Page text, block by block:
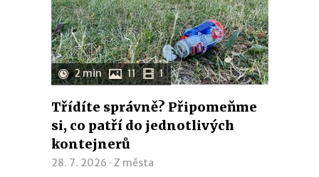
2 min 11 1
Třídíte správně? Připomeňme
si, co patří do jednotlivých
kontejnerů
28. 7. 2026 · Z města